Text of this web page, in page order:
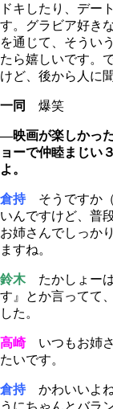
ドキしたり、デー
す。グラビア好き
を通じて、そうい
たら嬉しいです。
けど、後から人に
一同 爆笑
―映画が楽しかっ
ョーで仲睦まじい
よ。
倉持そうですか（
いんですけど、普
お姉さんでしっか
ますね。
鈴木たかしょーは
す』とか言ってて
した。
高崎いつもお姉さ
たいです。
倉持かわいいよね
うにちゃんとバラ